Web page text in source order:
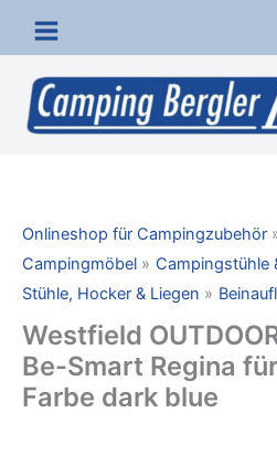
Inhalt
springen
Onlineshop für Campingzubehör
Campingmöbel
Campingstühle
Stühle, Hocker & Liegen
Westfield
Be-Smart Regina
Farbe dark blue